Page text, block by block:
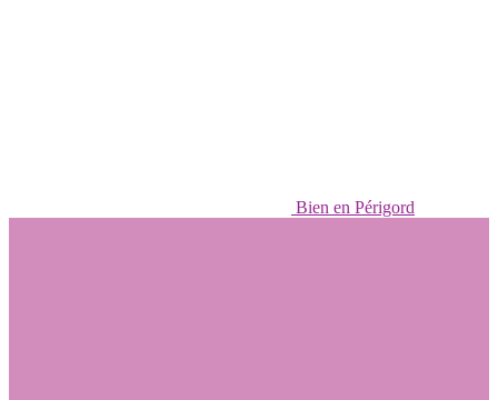
Bien en Périgord